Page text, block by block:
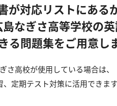
が対応リストにある
なぎさ高等学校の
る問題集をご用意し
高校が使用している場合は、
定期テスト対策に活用できま